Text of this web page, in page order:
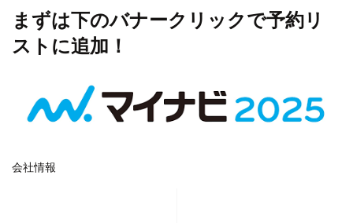
まずは下のバナークリックで予約リ
ストに追加！
会社情報